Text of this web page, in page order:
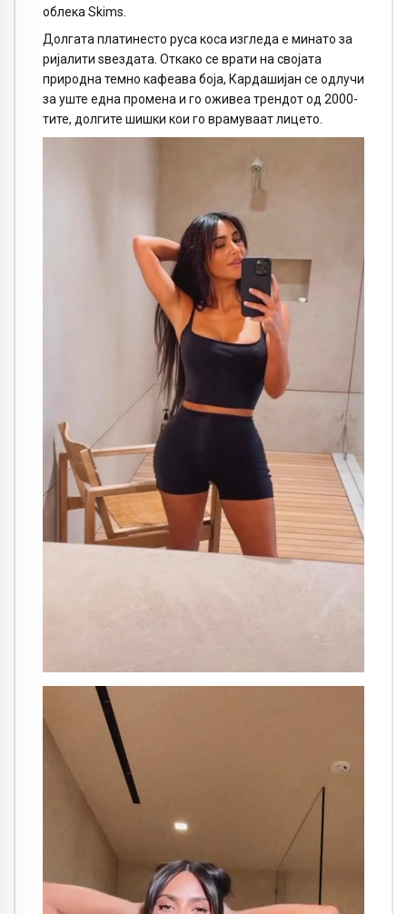
облека Skims.
Долгата платинесто руса коса изгледа е минато за
ријалити ѕвездата. Откако се врати на својата
природна темно кафеава боја, Кардашијан се одлучи
за уште една промена и го оживеа трендот од 2000-
тите, долгите шишки кои го врамуваат лицето.